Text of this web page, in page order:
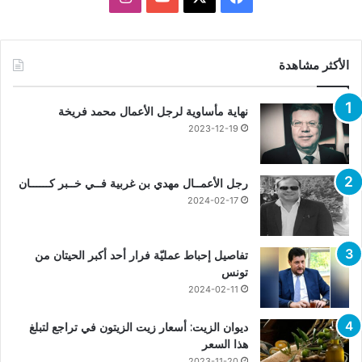
الأكثر مشاهدة
نهاية مأساوية لرجل الأعمال محمد فريخة
2023-12-19
رجل الأعمــال مهدي بن غربية فــي خــبر كــــــان
2024-02-17
تفاصيل إحباط عمليّة فرار أحد أكبر الحيتان من
تونس
2024-02-11
ديوان الزيت: أسعار زيت الزيتون في تراجع لتبلغ
هذا السعر